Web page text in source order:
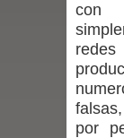
con
por